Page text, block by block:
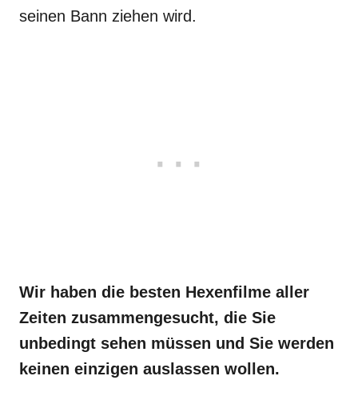
seinen Bann ziehen wird.
Wir haben die besten Hexenfilme aller
Zeiten zusammengesucht, die Sie
unbedingt sehen müssen und Sie werden
keinen einzigen auslassen wollen.